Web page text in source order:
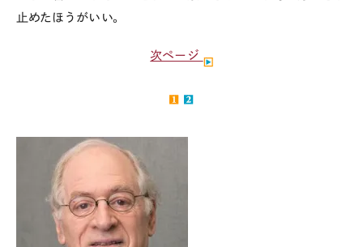
止めたほうがいい。
次ページ